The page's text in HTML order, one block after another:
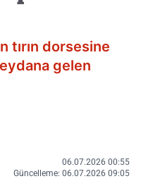
tırın dorsesine
gelen
06.07.2026 00:55
Güncelleme: 06.07.2026 09:05